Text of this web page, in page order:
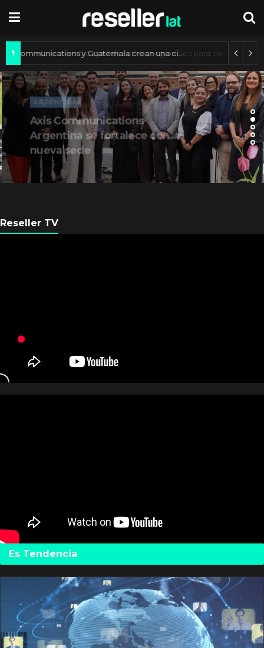
Axis Communications y Guatemala crean una ciudad inteligente
ARGENTINA
Axis Communications
Argentina se fortalece con
nueva sede
Reseller TV
Es Tendencia